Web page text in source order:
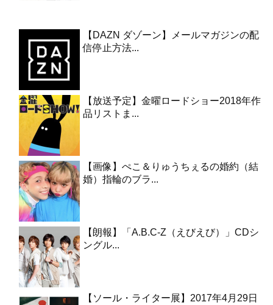
【DAZN ダゾーン】メールマガジンの配
信停止方法...
【放送予定】金曜ロードショー2018年作
品リストま...
【画像】ぺこ＆りゅうちぇるの婚約（結
婚）指輪のブラ...
【朗報】「A.B.C-Z（えびえび）」CDシ
ングル...
【ソール・ライター展】2017年4月29日